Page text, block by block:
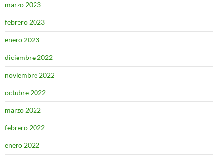
marzo 2023
febrero 2023
enero 2023
diciembre 2022
noviembre 2022
octubre 2022
marzo 2022
febrero 2022
enero 2022